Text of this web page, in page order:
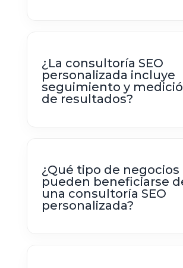
¿La consultoría SEO
personalizada incluye
seguimiento y
de resultados?
¿Qué tipo de negocios
pueden beneficiarse
una consultoría SEO
personalizada?